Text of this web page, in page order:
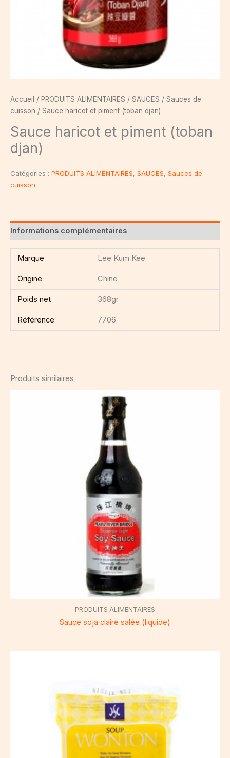
Accueil / PRODUITS ALIMENTAIRES / SAUCES / Sauces de
cuisson / Sauce haricot et piment (toban djan)
Sauce haricot et piment (toban
djan)
Catégories : PRODUITS ALIMENTAIRES, SAUCES, Sauces de
cuisson
Informations complémentaires
Marque Lee Kum Kee
Origine Chine
Poids net 368gr
Référence 7706
Produits similaires
PRODUITS ALIMENTAIRES
Sauce soja claire salée (liquide)